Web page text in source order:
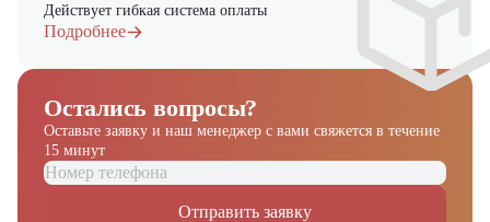
Действует гибкая система оплаты
Подробнее
Остались вопросы?
Оставьте заявку и наш менеджер с вами свяжется в течение
15 минут
Отправить заявку